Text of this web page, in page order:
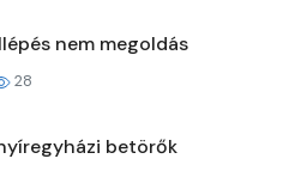
nem megoldás
28
betörők